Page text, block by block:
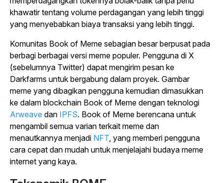
khawatir tentang volume perdagangan yang lebih tinggi
yang menyebabkan biaya transaksi yang lebih tinggi.
Komunitas Book of Meme sebagian besar berpusat pada
berbagi berbagai versi meme populer. Pengguna di X
(sebelumnya Twitter) dapat mengirim pesan ke
Darkfarms untuk bergabung dalam proyek. Gambar
meme yang dibagikan pengguna kemudian dimasukkan
ke dalam blockchain Book of Meme dengan teknologi
Arweave dan IPFS. Book of Meme berencana untuk
mengambil semua varian terkait meme dan
menautkannya menjadi NFT, yang memberi pengguna
cara cepat dan mudah untuk menjelajahi budaya meme
internet yang kaya.